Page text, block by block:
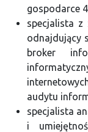
gospodarce
specjalista z
odnajdujący
broker
audytu
specjalista
i